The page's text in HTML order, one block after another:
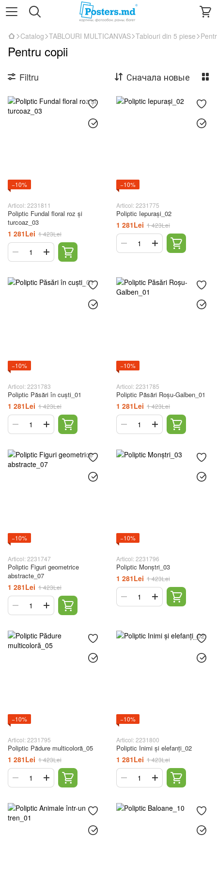
Catalog TABLOURI MULTICANVAS Tablouri din 5 piese
Pentru copii
Filtru Сначала новые
−10%
Articol: 2231811
Poliptic Fundal floral roz și
turcoaz_03
1 281Lei 1 423Lei
−10%
Articol: 2231775
Poliptic Iepurași_02
1 281Lei 1 423Lei
−10%
Articol: 2231783
Poliptic Păsări în cuști_01
1 281Lei 1 423Lei
−10%
Articol: 2231785
Poliptic Păsări Roșu-Galben_01
1 281Lei 1 423Lei
−10%
Articol: 2231747
Poliptic Figuri geometrice
abstracte_07
1 281Lei 1 423Lei
−10%
Articol: 2231796
Poliptic Monștri_03
1 281Lei 1 423Lei
−10%
Articol: 2231795
Poliptic Pădure multicoloră_05
1 281Lei 1 423Lei
−10%
Articol: 2231800
Poliptic Inimi și elefanți_02
1 281Lei 1 423Lei